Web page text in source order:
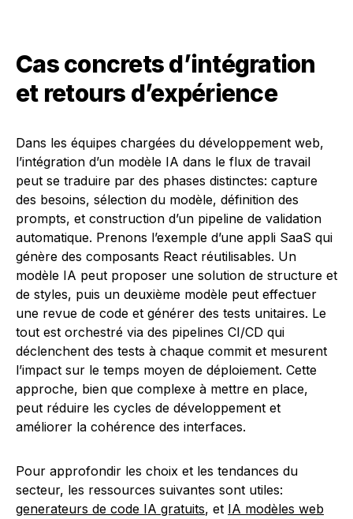
Cas concrets d’intégration
et retours d’expérience
Dans les équipes chargées du développement web,
l’intégration d’un modèle IA dans le flux de travail
peut se traduire par des phases distinctes: capture
des besoins, sélection du modèle, définition des
prompts, et construction d’un pipeline de validation
automatique. Prenons l’exemple d’une appli SaaS qui
génère des composants React réutilisables. Un
modèle IA peut proposer une solution de structure et
de styles, puis un deuxième modèle peut effectuer
une revue de code et générer des tests unitaires. Le
tout est orchestré via des pipelines CI/CD qui
déclenchent des tests à chaque commit et mesurent
l’impact sur le temps moyen de déploiement. Cette
approche, bien que complexe à mettre en place,
peut réduire les cycles de développement et
améliorer la cohérence des interfaces.
Pour approfondir les choix et les tendances du
secteur, les ressources suivantes sont utiles:
generateurs de code IA gratuits, et IA modèles web